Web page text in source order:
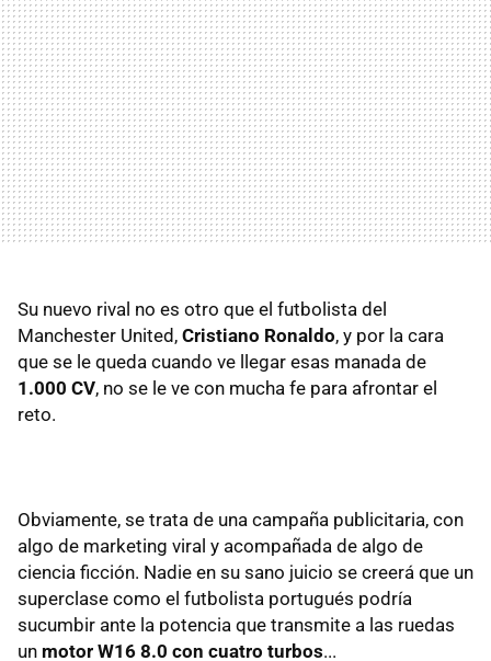
Su nuevo rival no es otro que el futbolista del
Manchester United, Cristiano Ronaldo, y por la cara
que se le queda cuando ve llegar esas manada de
1.000 CV, no se le ve con mucha fe para afrontar el
reto.
Obviamente, se trata de una campaña publicitaria, con
algo de marketing viral y acompañada de algo de
ciencia ficción. Nadie en su sano juicio se creerá que un
superclase como el futbolista portugués podría
sucumbir ante la potencia que transmite a las ruedas
un motor W16 8.0 con cuatro turbos...